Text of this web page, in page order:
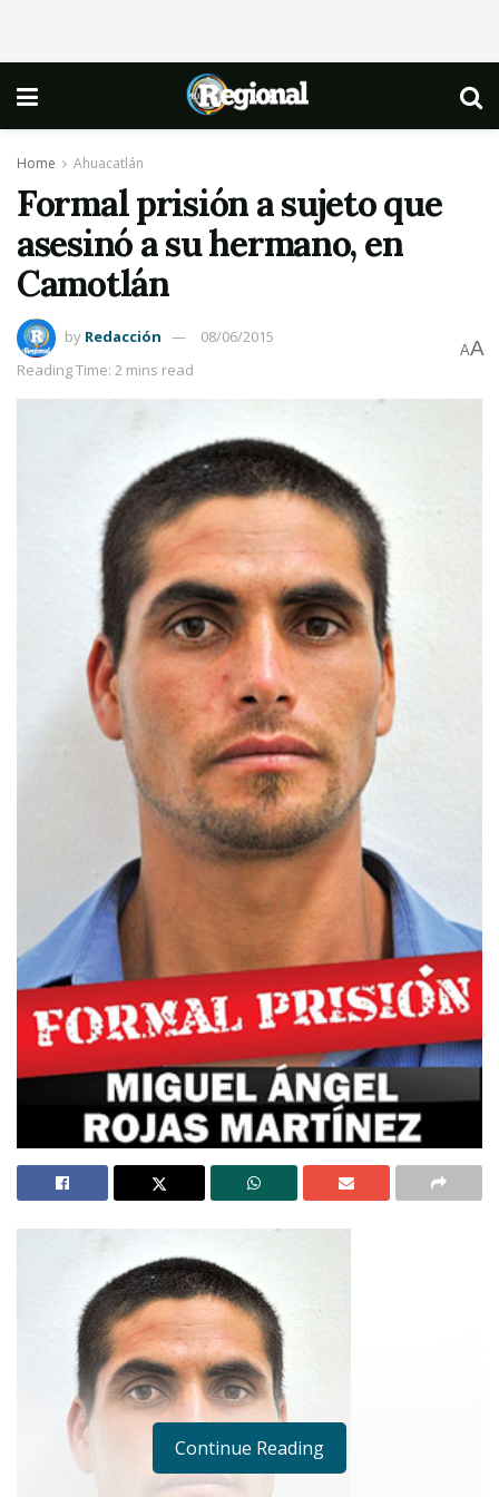
Home Ahuacatlán
Formal prisión a sujeto que
asesinó a su hermano, en
Camotlán
by Redacción
08/06/2015
Reading Time: 2 mins read
AA
Continue Reading